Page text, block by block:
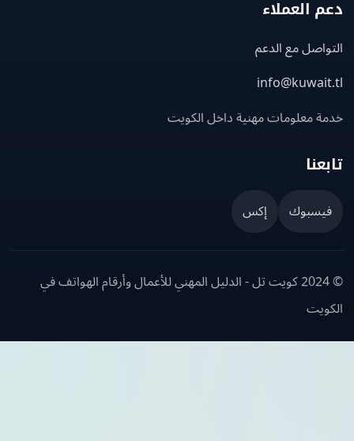
العملاء
مع الدعم
معلومات مهنية داخل الكويت
إكس
© 2024 كويت تل - الدليل المهني للأعمال وأرقام الهواتف في